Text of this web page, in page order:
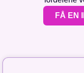
FÅ EN